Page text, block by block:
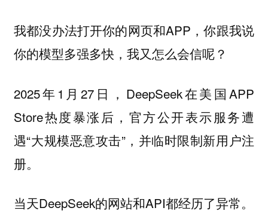
我都没办法打开你的网页和APP，你跟我说
你的模型多强多快，我又怎么会信呢？
2025年1月27日，DeepSeek在美国APP
Store热度暴涨后，官方公开表示服务遭
遇“大规模恶意攻击”，并临时限制新用户注
册。
当天DeepSeek的网站和API都经历了异常。